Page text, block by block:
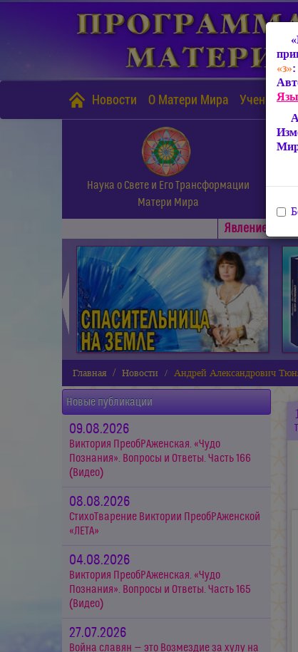
Новости О Матери Мира Учение
Наука о Свете и Его Трансформации
Матери Мира
Явлениe
◄
Главная Новости Андрей Александрович
Новые публикации
09.08.2026
Виктория ПреобРАженская. «Чудо
Познания». Вопросы и Ответы. Часть 166
(Видео)
08.08.2026
СтихоТварение Виктории ПреобРАженской
«ЛЕТА»
04.08.2026
Виктория ПреобРАженская. «Чудо
Познания». Вопросы и Ответы. Часть 165
(Видео)
27.07.2026
Война славян — это Возмездие за хулу на
«з»